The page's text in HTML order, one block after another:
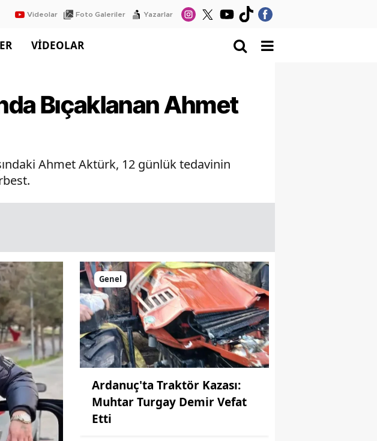
Videolar Foto Galeriler Yazarlar
VİDEOLAR
Bıçaklanan Ahmet
Ahmet Aktürk, 12 günlük tedavinin
Genel
Ardanuç'ta Traktör Kazası:
Muhtar Turgay Demir Vefat
Etti